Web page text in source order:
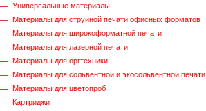
Универсальные материалы
Материалы для струйной печати офисных форматов
Материалы для широкоформатной печати
Материалы для лазерной печати
Материалы для оргтехники
Материалы для сольвентной и экосольвентной печати
Материалы для цветопроб
Картриджи